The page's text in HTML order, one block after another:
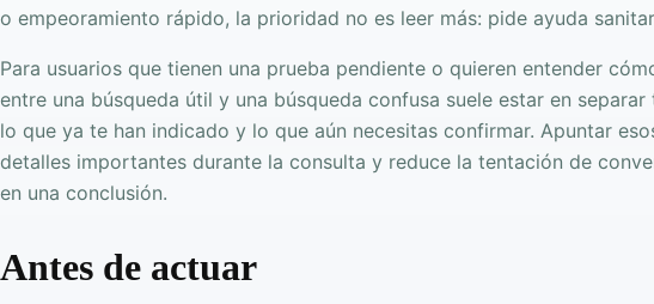
o empeoramiento rápido, la prioridad no es leer más: pide ayuda
Para usuarios que tienen una prueba pendiente o quieren entender
entre una búsqueda útil y una búsqueda confusa suele estar en
lo que ya te han indicado y lo que aún necesitas confirmar. Apuntar
detalles importantes durante la consulta y reduce la tentación de
en una conclusión.
Antes de actuar